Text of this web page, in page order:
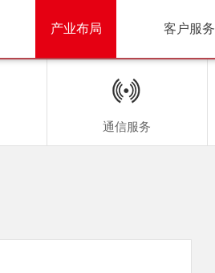
产业布局 客户服务
通信服务